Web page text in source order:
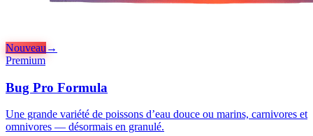
Nouveau →
Premium
Bug Pro Formula
Une grande variété de poissons d’eau douce ou marins, carnivores et
omnivores — désormais en granulé.